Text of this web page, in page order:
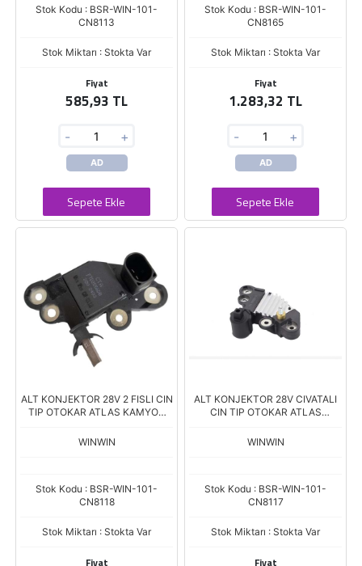
Stok Kodu : BSR-WIN-101-
CN8113
Stok Miktarı : Stokta Var
Fiyat
585,93 TL
- +
AD
Sepete Ekle
Stok Kodu : BSR-WIN-101-
CN8165
Stok Miktarı : Stokta Var
Fiyat
1.283,32 TL
- +
AD
Sepete Ekle
ALT KONJEKTOR 28V 2 FISLI CIN
TIP OTOKAR ATLAS KAMYON
WINWIN
Stok Kodu : BSR-WIN-101-
CN8118
Stok Miktarı : Stokta Var
Fiyat
ALT KONJEKTOR 28V CIVATALI
CIN TIP OTOKAR ATLAS
ISF3.8
WINWIN
Stok Kodu : BSR-WIN-101-
CN8117
Stok Miktarı : Stokta Var
Fiyat